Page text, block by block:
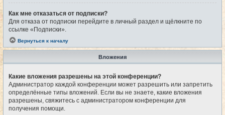
Как мне отказаться от подписки?
Для отказа от подписки перейдите в личный раздел и щёлкните по
ссылке «Подписки».
Вернуться к началу
Вложения
Какие вложения разрешены на этой конференции?
Администратор каждой конференции может разрешить или запретить
определённые типы вложений. Если вы не знаете, какие вложения
разрешены, свяжитесь с администратором конференции для
получения помощи.